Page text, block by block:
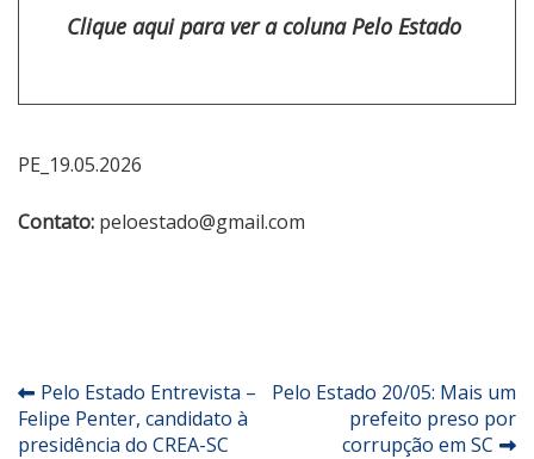
Clique aqui para ver a coluna Pelo Estado
PE_19.05.2026
Contato: peloestado@gmail.com
Navegação
de
Pelo Estado Entrevista –
Felipe Penter, candidato à
presidência do CREA-SC
Pelo Estado 20/05: Mais um
prefeito preso por
corrupção em SC